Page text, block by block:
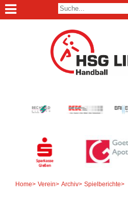
Home> Verein> Archiv> Spielberichte>